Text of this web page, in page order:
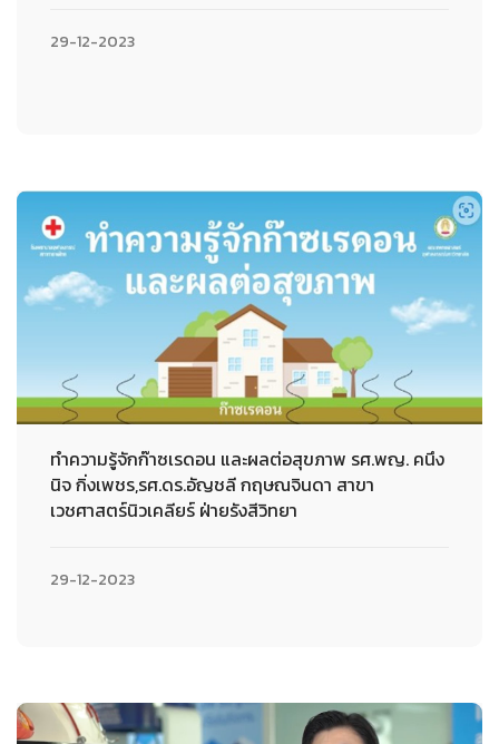
29-12-2023
ทำความรู้จักก๊าซเรดอน และผลต่อสุขภาพ รศ.พญ. คนึง
นิจ กิ่งเพชร,รศ.ดร.อัญชลี กฤษณจินดา สาขา
เวชศาสตร์นิวเคลียร์ ฝ่ายรังสีวิทยา
29-12-2023